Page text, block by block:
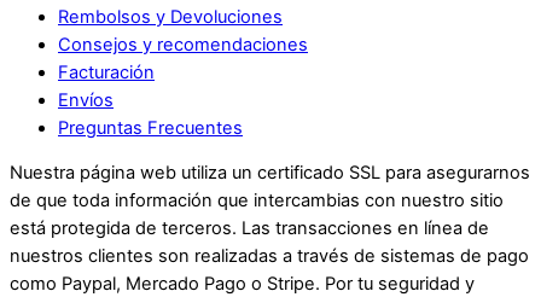
Rembolsos y Devoluciones
Consejos y recomendaciones
Facturación
Envíos
Preguntas Frecuentes
Nuestra página web utiliza un certificado SSL para asegurarnos
de que toda información que intercambias con nuestro sitio
está protegida de terceros. Las transacciones en línea de
nuestros clientes son realizadas a través de sistemas de pago
como Paypal, Mercado Pago o Stripe. Por tu seguridad y